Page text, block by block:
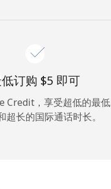
订购 ⁦$5⁩ 即可
Credit，享受超低的最低
超长的国际通话时长。